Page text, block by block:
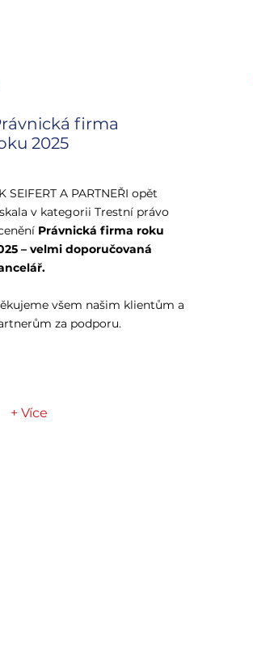
firma
2025
SEIFERT A PARTNEŘI opět
v kategorii Trestní právo
Právnická firma roku
– velmi doporučovaná
všem našim klientům a
za podporu.
+ Více